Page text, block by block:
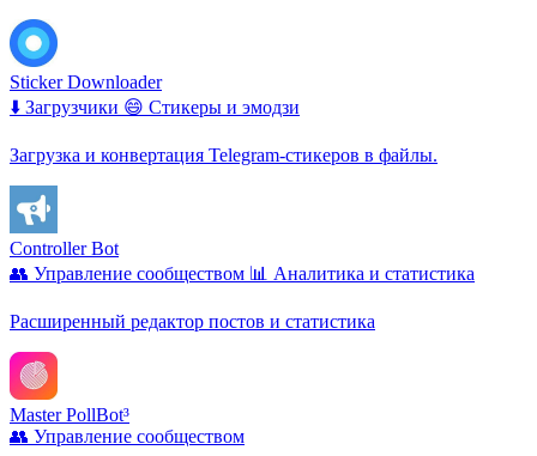
Sticker Downloader
⬇️ Загрузчики 😄 Стикеры и эмодзи
Загрузка и конвертация Telegram-стикеров в файлы.
Controller Bot
👥 Управление сообществом 📊 Аналитика и статистика
Расширенный редактор постов и статистика
Master PollBot³
👥 Управление сообществом